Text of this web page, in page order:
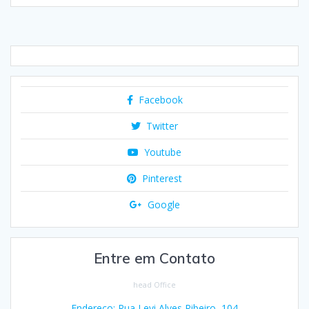
Facebook
Twitter
Youtube
Pinterest
Google
Entre em Contato
head Office